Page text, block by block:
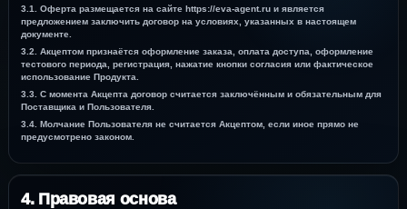
3.1. Оферта размещается на сайте https://eva-agent.ru и является
предложением заключить договор на условиях, указанных в настоящем
документе.
3.2. Акцептом признаётся оформление заказа, оплата доступа, оформление
тестового периода, регистрация, нажатие кнопки согласия или фактическое
использование Продукта.
3.3. С момента Акцепта договор считается заключённым и обязательным для
Поставщика и Пользователя.
3.4. Молчание Пользователя не считается Акцептом, если иное прямо не
предусмотрено законом.
4. Правовая основа